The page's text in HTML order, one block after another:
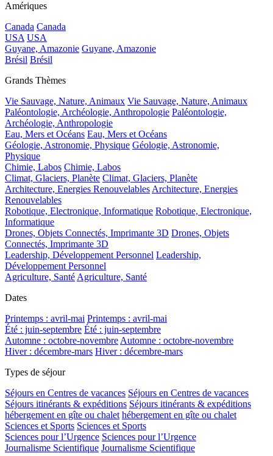
Amériques
Canada Canada
USA USA
Guyane, Amazonie Guyane, Amazonie
Brésil Brésil
Grands Thèmes
Vie Sauvage, Nature, Animaux Vie Sauvage, Nature, Animaux
Paléontologie, Archéologie, Anthropologie Paléontologie,
Archéologie, Anthropologie
Eau, Mers et Océans Eau, Mers et Océans
Géologie, Astronomie, Physique Géologie, Astronomie,
Physique
Chimie, Labos Chimie, Labos
Climat, Glaciers, Planète Climat, Glaciers, Planète
Architecture, Energies Renouvelables Architecture, Energies
Renouvelables
Robotique, Electronique, Informatique Robotique, Electronique,
Informatique
Drones, Objets Connectés, Imprimante 3D Drones, Objets
Connectés, Imprimante 3D
Leadership, Développement Personnel Leadership,
Développement Personnel
Agriculture, Santé Agriculture, Santé
Dates
Printemps : avril-mai Printemps : avril-mai
Été : juin-septembre Été : juin-septembre
Automne : octobre-novembre Automne : octobre-novembre
Hiver : décembre-mars Hiver : décembre-mars
Types de séjour
Séjours en Centres de vacances Séjours en Centres de vacances
Séjours itinérants & expéditions Séjours itinérants & expéditions
hébergement en gîte ou chalet hébergement en gîte ou chalet
Sciences et Sports Sciences et Sports
Sciences pour l’Urgence Sciences pour l’Urgence
Journalisme Scientifique Journalisme Scientifique